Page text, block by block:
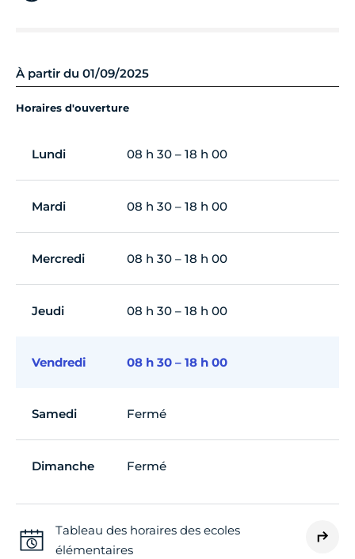
À partir du 01/09/2025
Horaires d'ouverture
Lundi 08 h 30 – 18 h 00
Mardi 08 h 30 – 18 h 00
Mercredi 08 h 30 – 18 h 00
Jeudi 08 h 30 – 18 h 00
Vendredi 08 h 30 – 18 h 00
Samedi Fermé
Dimanche Fermé
Tableau des horaires des ecoles
élémentaires